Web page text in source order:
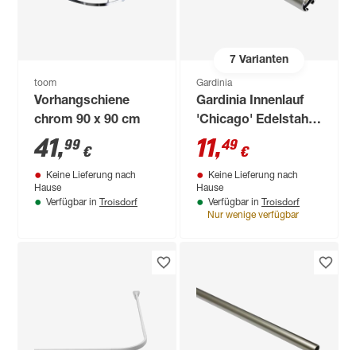
toom
Vorhangschiene
chrom 90 x 90 cm
41,99 €
Keine Lieferung nach
Hause
Verfügbar in Troisdorf
7Varianten
Gardinia
Gardinia Innenlauf
'Chicago' Edelstahl
200 cm
11,49 €
Keine Lieferung nach
Hause
Verfügbar in Troisdorf
Nur wenige verfügbar